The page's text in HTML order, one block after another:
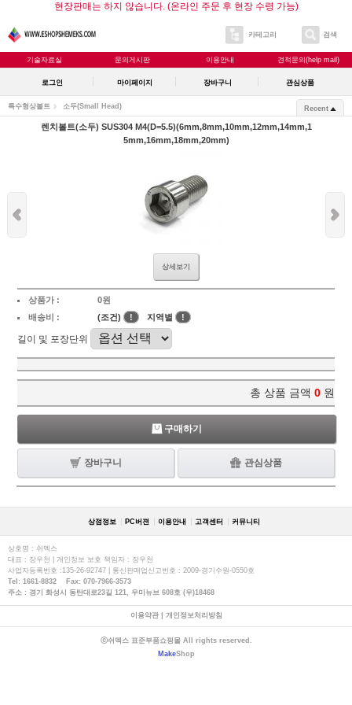
현장판매는 하지 않습니다. (온라인 주문 후 현장 수령 가능)
카테고리 검색
기술자료실 문의게시판 이용안내 견적문의(help mail)
로그인 마이페이지 장바구니 관심상품
특수형상볼트 소두(Small Head) Recent
렌치볼트(소두) SUS304 M4(D=5.5)(6mm,8mm,10mm,12mm,14mm,1
5mm,16mm,18mm,20mm)
상세보기
상품가 :
0원
배송비 :
(조건) ! 지역별 !
길이 및 포장단위
총 상품 금액 0 원
구매하기
장바구니 관심상품
상점정보 PC버젼 이용안내 고객센터 커뮤니티
상호명 : 쉬멕스
대표 : 장우천 | 개인정보 보호 책임자 : 장우천
사업자등록번호 :135-26-92747 | 통신판매업신고번호 : 2009-경기수원-0550호
Tel: 1661-8832 Fax: 070-7966-3573
주소 : 경기 화성시 동탄대로23길 121, 우미뉴브 608호 (우)18468
이용약관| 개인정보처리방침
ⓒ쉬멕스 표준부품쇼핑몰 All rights reserved.
MakeShop